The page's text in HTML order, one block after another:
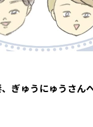
ぎゅうにゅうさん